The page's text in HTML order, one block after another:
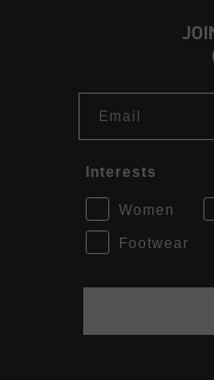
Interests
Women
Footwear